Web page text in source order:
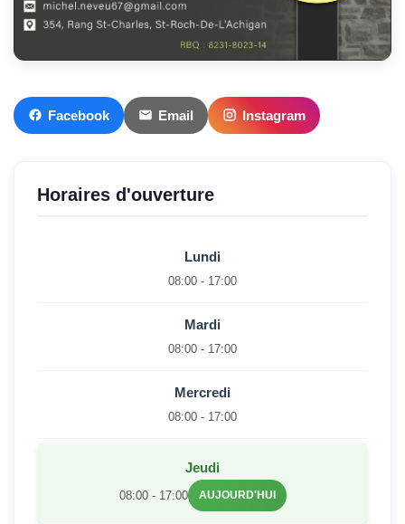
Facebook Email Instagram
Horaires d'ouverture
Lundi
08:00 - 17:00
Mardi
08:00 - 17:00
Mercredi
08:00 - 17:00
Jeudi
08:00 - 17:00 AUJOURD'HUI